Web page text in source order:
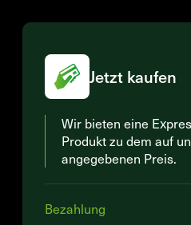
Jetzt kaufen
Wir bieten eine
Produkt zu dem auf
angegebenen Preis.
Bezahlung